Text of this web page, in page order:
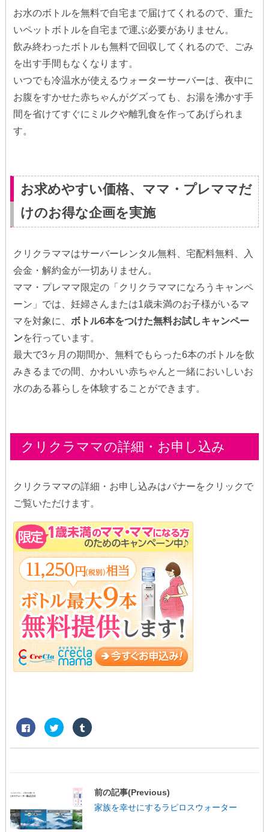
お水のボトルを無料で自宅まで届けてくれるので、重た
いペットボトルを自宅まで運ぶ必要がありません。
飲み終わったボトルも無料で回収してくれるので、ごみ
を出す手間もなくなります。
いつでも冷温水が使えるウォーターサーバーは、夜中に
お腹をすかせた赤ちゃんがグズっても、お湯を沸かす手
間を省けてすぐにミルクや離乳食を作ってあげられま
す。
お求めやすい価格、ママ・プレママだ
けのお得な企画を実施
クリクラママはサーバーレンタル無料、宅配料無料、入
会金・解約金が一切ありません。
ママ・プレママ限定の「クリクラママになろうキャンペ
ーン」では、妊婦さんまたは1歳未満のお子様がいるマ
マを対象に、 ボトル6本をつけた無料お試しキャンペー
ンを行っています。
最大で3ヶ月の期間か、無料でもらった6本のボトルを飲
みきるまでの間、かわいい赤ちゃんと一緒においしいお
水のある暮らしを体験することができます。
クリクラママの詳細・お申し込み
クリクラママの詳細・お申し込みはバナーをクリックで
ご覧いただけます。
F
a
e
k
共
有
る
に
は
ク
リ
ク
w
r
で
共
ク
リ
ク
u
で
前の記事(Previous)
家族を幸せにするラピロスウォーター